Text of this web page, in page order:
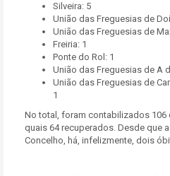
Silveira: 5
União das Freguesias de
União das Freguesias de
Freiria: 1
Ponte do Rol: 1
União das Freguesias de A
União das Freguesias de
1
No total, foram contabilizados
quais 64 recuperados. Desde que
Concelho, há, infelizmente, dois